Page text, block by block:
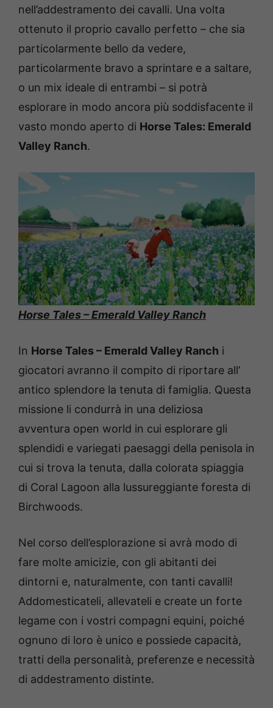
nell’addestramento dei cavalli. Una volta
ottenuto il proprio cavallo perfetto – che sia
particolarmente bello da vedere,
particolarmente bravo a sprintare e a saltare,
o un mix ideale di entrambi – si potrà
esplorare in modo ancora più soddisfacente il
vasto mondo aperto di Horse Tales: Emerald
Valley Ranch.
Horse Tales – Emerald Valley Ranch
In Horse Tales – Emerald Valley Ranch i
giocatori avranno il compito di riportare all’
antico splendore la tenuta di famiglia. Questa
missione li condurrà in una deliziosa
avventura open world in cui esplorare gli
splendidi e variegati paesaggi della penisola in
cui si trova la tenuta, dalla colorata spiaggia
di Coral Lagoon alla lussureggiante foresta di
Birchwoods.
Nel corso dell’esplorazione si avrà modo di
fare molte amicizie, con gli abitanti dei
dintorni e, naturalmente, con tanti cavalli!
Addomesticateli, allevateli e create un forte
legame con i vostri compagni equini, poiché
ognuno di loro è unico e possiede capacità,
tratti della personalità, preferenze e necessità
di addestramento distinte.